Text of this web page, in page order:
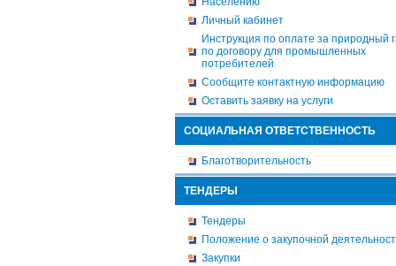
Личный кабинет
Инструкция по оплате за природный
по договору для промышленных
потребителей
Сообщите контактную информацию
Оставить заявку на услуги
СОЦИАЛЬНАЯ ОТВЕТСТВЕННОСТЬ
Благотворительность
ТЕНДЕРЫ
Тендеры
Положение о закупочной
Закупки